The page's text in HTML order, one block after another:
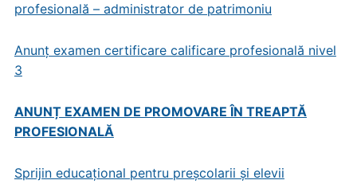
profesională – administrator de patrimoniu
Anunț examen certificare calificare profesională nivel
3
ANUNȚ EXAMEN DE PROMOVARE ÎN TREAPTĂ
PROFESIONALĂ
Sprijin educațional pentru preșcolarii și elevii